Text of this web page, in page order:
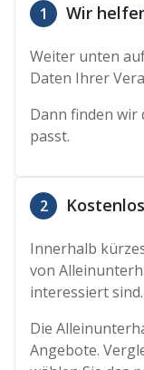
1 Wir
Weiter unten
Daten Ihrer
Dann finden wir
passt.
2
Innerhalb
von
interessiert sind.
Die
Angebote.